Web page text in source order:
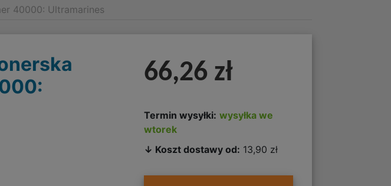
40000: Ultramarines
66,26 zł
Termin wysyłki: wysyłka we
wtorek
↓ Koszt dostawy od: 13,90 zł